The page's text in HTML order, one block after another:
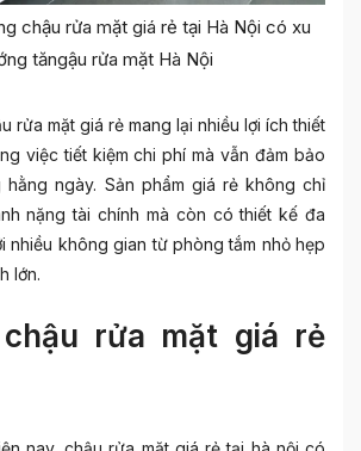
chậu rửa mặt giá rẻ tại Hà Nội có xu
tăngậu rửa mặt Hà Nội
rửa mặt giá rẻ mang lại nhiều lợi ích thiết
việc tiết kiệm chi phí mà vẫn đảm bảo
ngày. Sản phẩm giá rẻ không chỉ
nặng tài chính mà còn có thiết kế đa
nhiều không gian từ phòng tắm nhỏ hẹp
lớn.
rửa mặt giá rẻ